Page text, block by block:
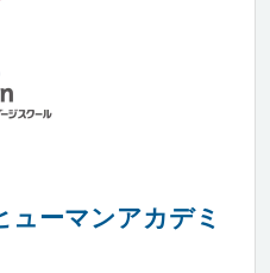
ューマンアカデミ